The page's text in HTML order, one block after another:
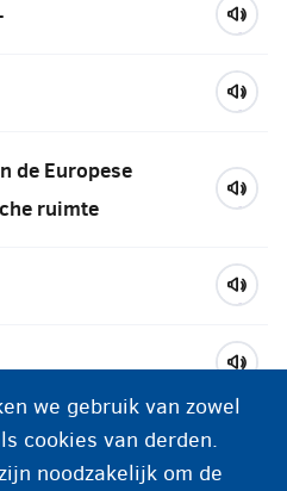
de Europese
ruimte
we gebruik van zowel
cookies van derden.
noodzakelijk om de